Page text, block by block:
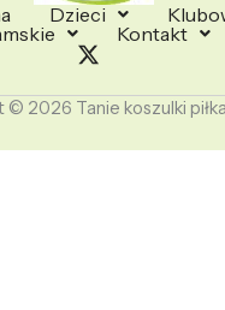
Dzieci
Kontakt
© 2026 Tanie koszulki